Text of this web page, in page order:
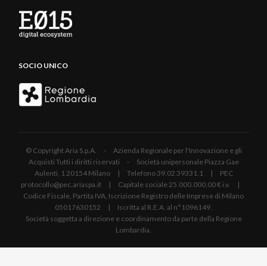
SOCIO UNICO
© Copyright Aria S.p.A. - Azienda Regionale per l'Innovazione e gli
Acquisti Tutti i diritti riservati - Società unipersonale Piazza Gae
Aulenti, 1 20154 Milano | Telefono 39.02 39331.1 | PEC
protocollo@pec.ariaspa.it | Capitale sociale 25.000.000,00 € i.v. |
Codice Fiscale, Partita IVA, Iscrizione Registro delle Imprese di Milano
05017630152 | Iscritta al R.E.A. al n°1096149.
Società soggetta a direzione e coordinamento da parte della Regione
Lombardia.